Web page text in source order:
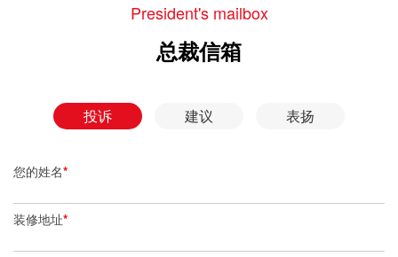
President's mailbox
总裁信箱
投诉 建议 表扬
您的姓名*
装修地址*